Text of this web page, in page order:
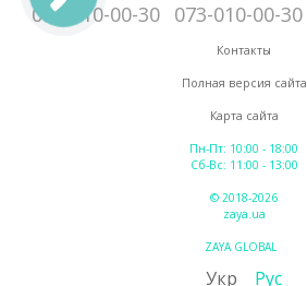
095-010-00-30 073-010-00-30
Контакты
Полная версия сайта
Карта сайта
Пн-Пт: 10:00 - 18:00
Сб-Вс: 11:00 - 13:00
© 2018-2026
zaya.ua
ZAYA GLOBAL
Укр Рус